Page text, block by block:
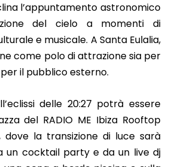
l’appuntamento astronomico
del cielo a momenti di
e musicale. A Santa Eulalia,
come polo di attrazione sia per
il pubblico esterno.
delle 20:27 potrà essere
del RADIO ME Ibiza Rooftop
dove la transizione di luce sarà
un cocktail party e da un live dj